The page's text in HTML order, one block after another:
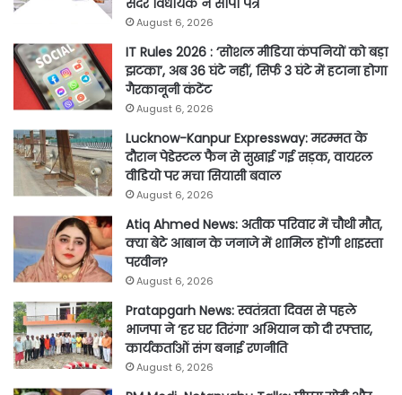
सदर विधायक ने सौपा पत्र
August 6, 2026
IT Rules 2026 : ‘सोशल मीडिया कंपनियों को बड़ा
झटका’, अब 36 घंटे नहीं, सिर्फ 3 घंटे में हटाना होगा
गैरकानूनी कंटेंट
August 6, 2026
Lucknow-Kanpur Expressway: मरम्मत के
दौरान पेडेस्टल फैन से सुखाई गई सड़क, वायरल
वीडियो पर मचा सियासी बवाल
August 6, 2026
Atiq Ahmed News: अतीक परिवार में चौथी मौत,
क्या बेटे आबान के जनाजे में शामिल होंगी शाइस्ता
परवीन?
August 6, 2026
Pratapgarh News: स्वतंत्रता दिवस से पहले
भाजपा ने ‘हर घर तिरंगा’ अभियान को दी रफ्तार,
कार्यकर्ताओं संग बनाई रणनीति
August 6, 2026